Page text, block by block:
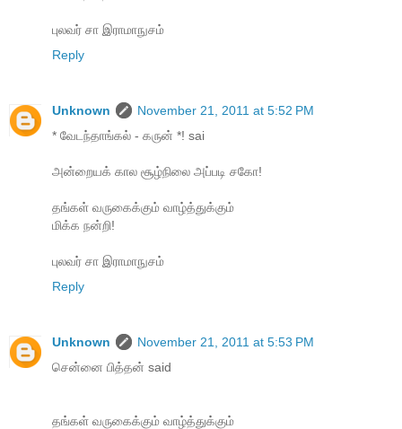
புலவர் சா இராமாநுசம்
Reply
Unknown
November 21, 2011 at 5:52 PM
* வேடந்தாங்கல் - கருன் *! sai
அன்றையக் கால சூழ்நிலை அப்படி சகோ!
தங்கள் வருகைக்கும் வாழ்த்துக்கும்
மிக்க நன்றி!
புலவர் சா இராமாநுசம்
Reply
Unknown
November 21, 2011 at 5:53 PM
சென்னை பித்தன் said
தங்கள் வருகைக்கும் வாழ்த்துக்கும்